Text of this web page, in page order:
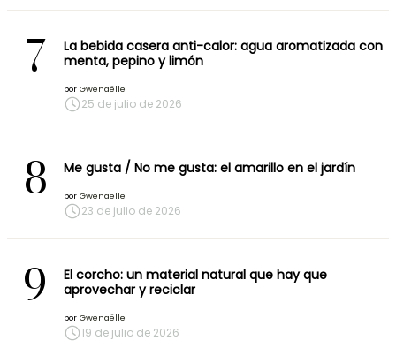
7
La bebida casera anti-calor: agua aromatizada con
menta, pepino y limón
por Gwenaëlle
25 de julio de 2026
8 Me gusta / No me gusta: el amarillo en el jardín
por Gwenaëlle
23 de julio de 2026
9
El corcho: un material natural que hay que
aprovechar y reciclar
por Gwenaëlle
19 de julio de 2026